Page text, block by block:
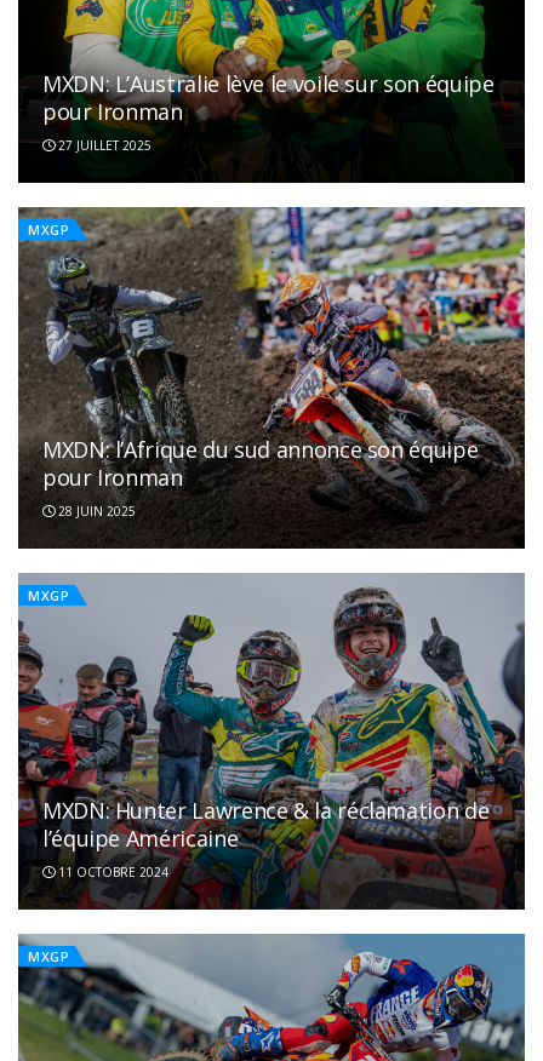
MXDN: L’Australie lève le voile sur son équipe
pour Ironman
27 JUILLET 2025
MXGP
MXDN: l’Afrique du sud annonce son équipe
pour Ironman
28 JUIN 2025
MXGP
MXDN: Hunter Lawrence & la réclamation de
l’équipe Américaine
11 OCTOBRE 2024
MXGP